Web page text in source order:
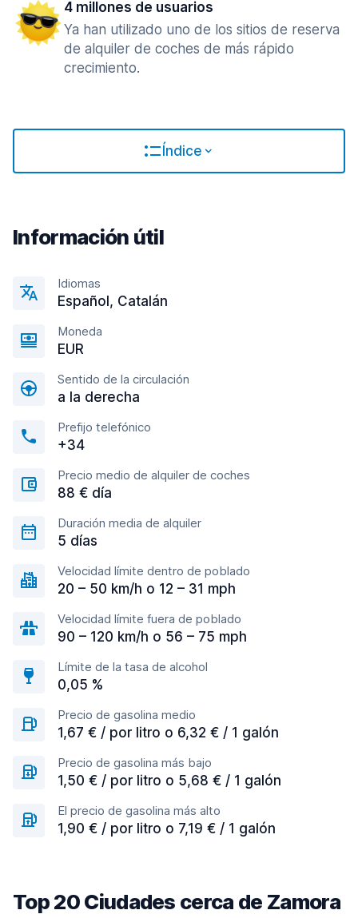
4 millones de usuarios
Ya han utilizado uno de los sitios de reserva
de alquiler de coches de más rápido
crecimiento.
Índice
Información útil
Idiomas
Español, Catalán
Moneda
EUR
Sentido de la circulación
a la derecha
Prefijo telefónico
+34
Precio medio de alquiler de coches
88 € día
Duración media de alquiler
5 días
Velocidad límite dentro de poblado
20 – 50 km/h o 12 – 31 mph
Velocidad límite fuera de poblado
90 – 120 km/h o 56 – 75 mph
Límite de la tasa de alcohol
0,05 %
Precio de gasolina medio
1,67 € / por litro o 6,32 € / 1 galón
Precio de gasolina más bajo
1,50 € / por litro o 5,68 € / 1 galón
El precio de gasolina más alto
1,90 € / por litro o 7,19 € / 1 galón
Top 20 Ciudades cerca de Zamora